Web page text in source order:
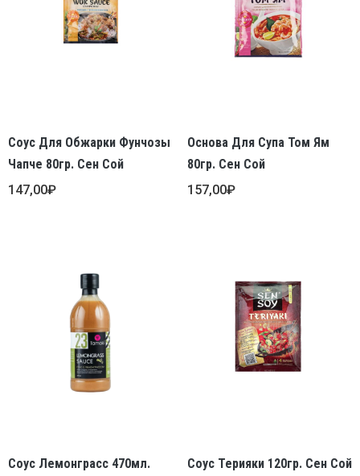
Соус Для Обжарки Фунчозы
Чапче 80гр. Сен Сой
147,00₽
Основа Для Супа Том Ям
80гр. Сен Сой
157,00₽
Соус Лемонграсс 470мл.
Соус Терияки 120гр. Сен Сой